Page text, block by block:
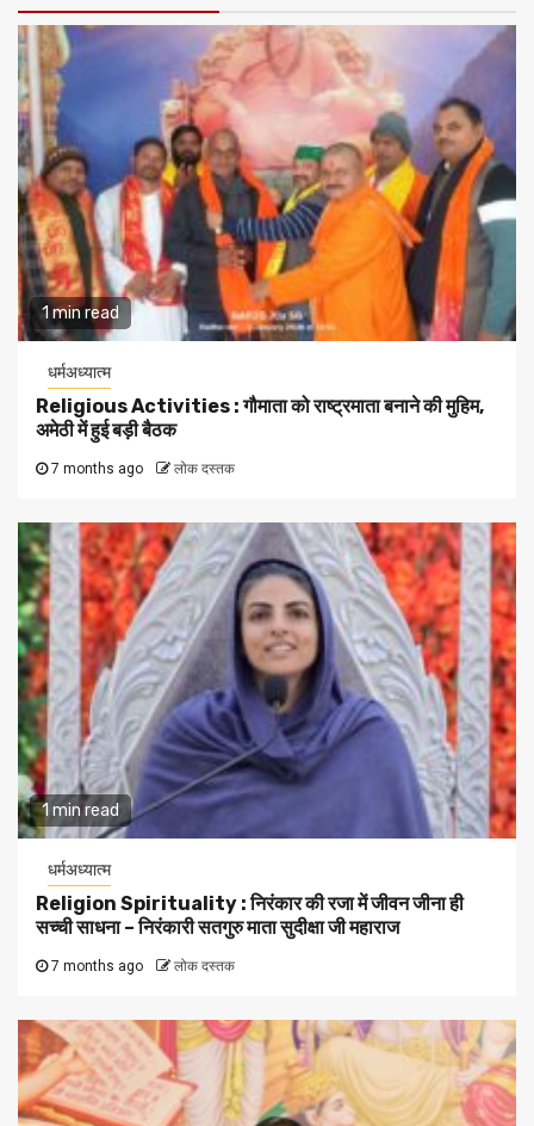
1 min read
धर्मअध्यात्म
Religious Activities : गौमाता को राष्ट्रमाता बनाने की मुहिम,
अमेठी में हुई बड़ी बैठक
7 months ago लोक दस्तक
1 min read
धर्मअध्यात्म
Religion Spirituality : निरंकार की रजा में जीवन जीना ही
सच्ची साधना – निरंकारी सतगुरु माता सुदीक्षा जी महाराज
7 months ago लोक दस्तक